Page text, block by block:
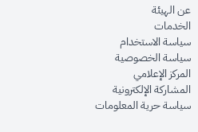
عن الهيئةopens in new window
الخدماتopens in new window
سياسة الاستخدام
سياسة الخصوصيةopens in new window
المركز الإعلاميopens in new window
المشاركة الإلكترونيةopens in new window
سياسة حرية المعلوماتin new window